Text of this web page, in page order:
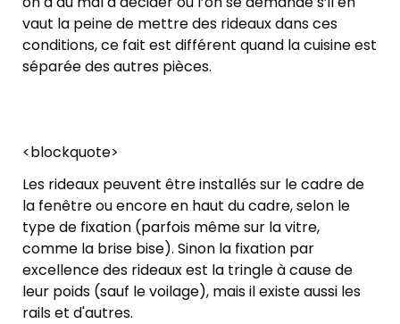
vaut la peine de mettre des rideaux dans ces
conditions, ce fait est différent quand la cuisine est
séparée des autres pièces.
<blockquote>
Les rideaux peuvent être installés sur le cadre de
la fenêtre ou encore en haut du cadre, selon le
type de fixation (parfois même sur la vitre,
comme la brise bise). Sinon la fixation par
excellence des rideaux est la tringle à cause de
leur poids (sauf le voilage), mais il existe aussi les
rails et d'autres.